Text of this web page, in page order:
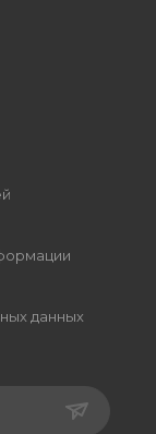
данных